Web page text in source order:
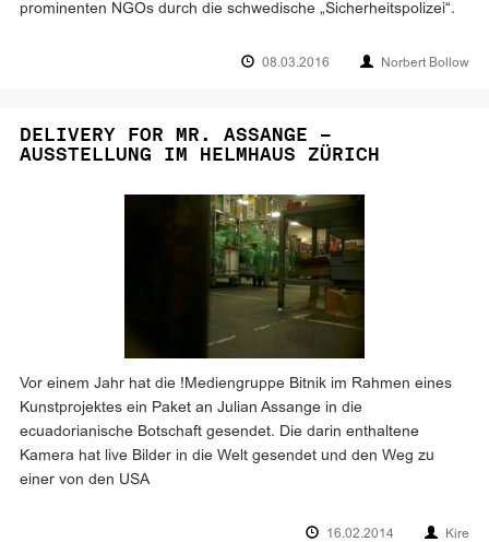
prominenten NGOs durch die schwedische „Sicherheitspolizei“.
08.03.2016 Norbert Bollow
DELIVERY FOR MR. ASSANGE –
AUSSTELLUNG IM HELMHAUS ZÜRICH
Vor einem Jahr hat die !Mediengruppe Bitnik im Rahmen eines
Kunstprojektes ein Paket an Julian Assange in die
ecuadorianische Botschaft gesendet. Die darin enthaltene
Kamera hat live Bilder in die Welt gesendet und den Weg zu
einer von den USA
16.02.2014 Kire